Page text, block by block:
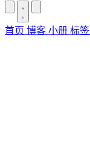
首页 博客 小册 标签